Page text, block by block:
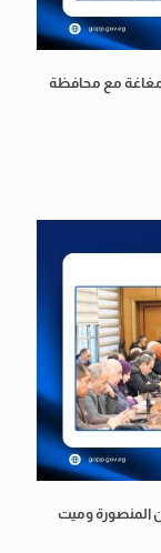
مغاغة مع محافظة
المنصورة وميت